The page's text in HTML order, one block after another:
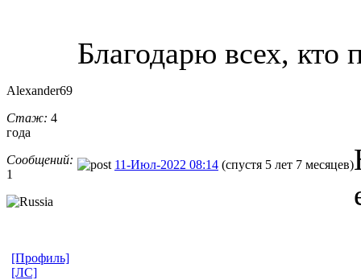
Благодарю всех, кто
Alexander69
Стаж: 4
года
Сообщений:
1
11-Июл-2022 08:14 (спустя 5 лет 7 месяцев)
[Профиль]
[ЛС]